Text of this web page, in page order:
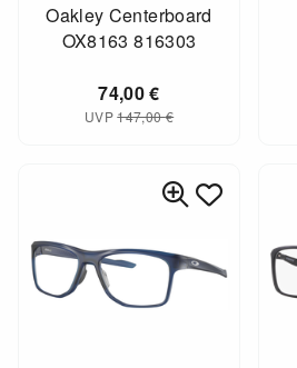
Oakley Centerboard
OX8163 816303
74,00€
UVP147,00€